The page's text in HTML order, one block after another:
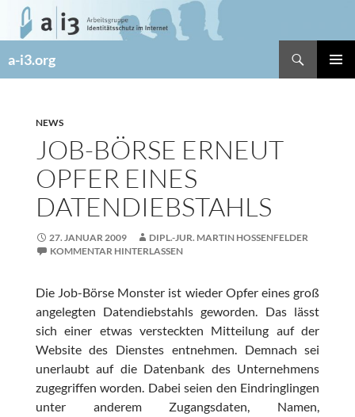
Zum
Inhalt
a-i3.org
NEWS
JOB-BÖRSE ERNEUT
OPFER EINES
DATENDIEBSTAHLS
27. JANUAR 2009
DIPL.-JUR. MARTIN HOSSENFELDER
KOMMENTAR HINTERLASSEN
Die Job-Börse Monster ist wieder Opfer eines groß
angelegten Datendiebstahls geworden. Das lässt
sich einer etwas versteckten Mitteilung auf der
Website des Dienstes entnehmen. Demnach sei
unerlaubt auf die Datenbank des Unternehmens
zugegriffen worden. Dabei seien den Eindringlingen
unter anderem Zugangsdaten, Namen,